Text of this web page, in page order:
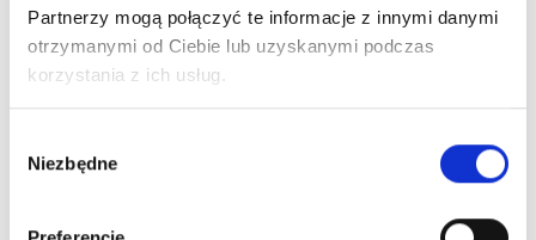
Partnerzy mogą połączyć te informacje z innymi danymi
otrzymanymi od Ciebie lub uzyskanymi podczas
korzystania z ich usług.
zgody
Niezbędne